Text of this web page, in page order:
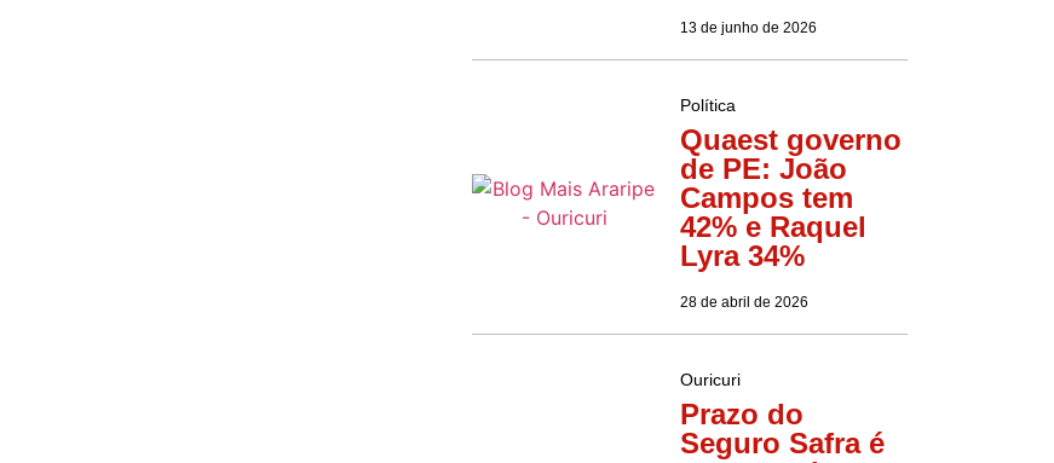
13 de junho de 2026
Política
Quaest governo
de PE: João
Campos tem
42% e Raquel
Lyra 34%
28 de abril de 2026
Ouricuri
Prazo do
Seguro Safra é